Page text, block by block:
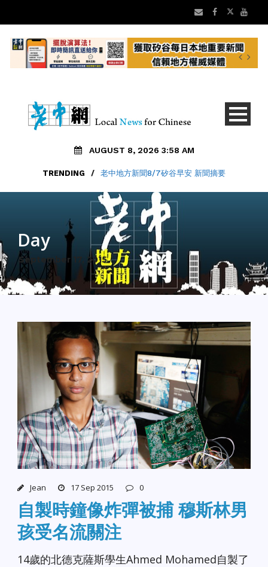
AUGUST 8, 2026 3:58 AM
TRENDING / 老中地方新聞8/7矽谷早安 新聞摘要
Day
September 17, 2015
Jean 17 Sep 2015 0
自製時鐘像炸彈被捕 穆斯林男
孩受名流關注
14歲的北德克薩斯學生Ahmed Mohamed自製了